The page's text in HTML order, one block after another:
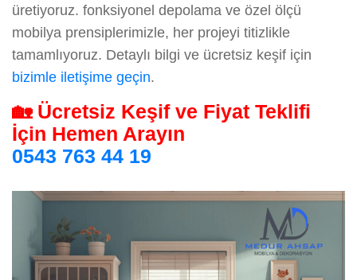
üretiyoruz. fonksiyonel depolama ve özel ölçü
mobilya prensiplerimizle, her projeyi titizlikle
tamamlıyoruz. Detaylı bilgi ve ücretsiz keşif için
bizimle iletişime geçin.
🏡 Ücretsiz Keşif ve Fiyat Teklifi
İçin Hemen Arayın
0543 763 44 19